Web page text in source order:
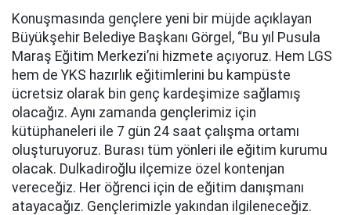
Konuşmasında gençlere yeni bir müjde açıklayan
Büyükşehir Belediye Başkanı Görgel, “Bu yıl Pusula
Maraş Eğitim Merkezi’ni hizmete açıyoruz. Hem LGS
hem de YKS hazırlık eğitimlerini bu kampüste
ücretsiz olarak bin genç kardeşimize sağlamış
olacağız. Aynı zamanda gençlerimiz için
kütüphaneleri ile 7 gün 24 saat çalışma ortamı
oluşturuyoruz. Burası tüm yönleri ile eğitim kurumu
olacak. Dulkadiroğlu ilçemize özel kontenjan
vereceğiz. Her öğrenci için de eğitim danışmanı
atayacağız. Gençlerimizle yakından ilgileneceğiz.